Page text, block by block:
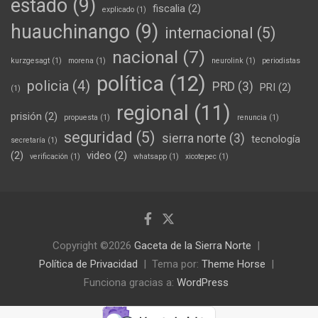
estado (9) explicado (1) fiscalia (2)
huauchinango (9) internacional (5)
kurzgesagt (1) morena (1) nacional (7) neurolink (1) periodistas
(1) policia (4) política (12) PRD (3) PRI (2)
prisión (2) propuesta (1) regional (11) renuncia (1)
secretaría (1) seguridad (5) sierra norte (3) tecnología
(2)
verificación (1) video (2) whatsapp (1) xicotepec (1)
Copyright ©2026 Gaceta de la Sierra Norte
Política de Privacidad
Tema por: Theme Horse
Funciona gracias a: WordPress